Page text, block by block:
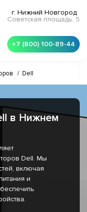
г. Нижний Новгород
Советская площадь, 5
+7 (800) 100-89-44
/ Dell
в Нижнем
Dell. Мы
включая
и